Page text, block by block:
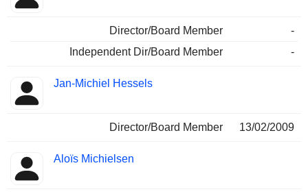
Director/Board Member
-
Independent Dir/Board Member
-
Jan-Michiel Hessels
Director/Board Member 13/02/2009
Aloïs Michielsen